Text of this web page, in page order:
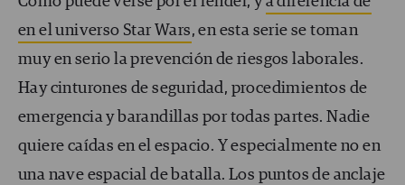
en el universo Star Wars, en esta serie se toman
muy en serio la prevención de riesgos laborales.
Hay cinturones de seguridad, procedimientos de
emergencia y barandillas por todas partes. Nadie
quiere caídas en el espacio. Y especialmente no en
una nave espacial de batalla. Los puntos de anclaje